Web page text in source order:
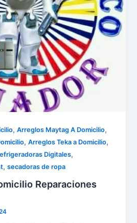
,Arreglos Maytag A Domicilio,
,Arreglos Teka a Domicilio,
Digitales,
,secadoras de ropa
Reparaciones